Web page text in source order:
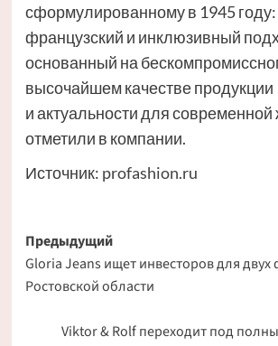
сформулированному в 1945 году:
французский и инклюзивный
основанный на
высочайшем качестве продукции
и актуальности для современной
отметили в компании.
Источник: profashion.ru
Навигация
записи
Предыдущий
Gloria Jeans ищет инвесторов для двух
Ростовской области
Viktor & Rolf переходит под